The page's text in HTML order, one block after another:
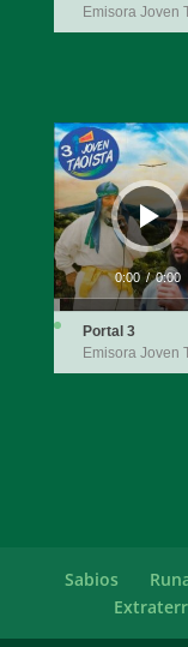
Emisora Joven
Reproductor
de
audio
0:00 / 0:00
Portal 3
Emisora Joven
Sabios